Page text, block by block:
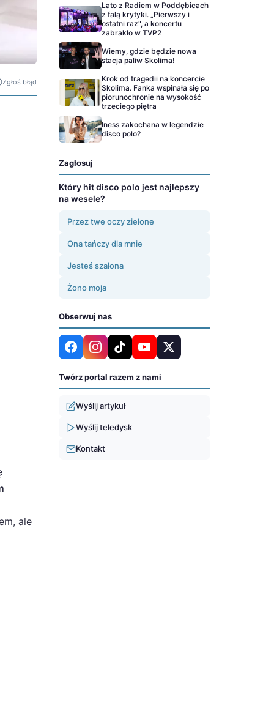
Zgłoś błąd
ale
Lato z Radiem w Poddębicach
z falą krytyki. „Pierwszy i
ostatni raz", a koncertu
zabrakło w TVP2
Wiemy, gdzie będzie nowa
stacja paliw Skolima!
Krok od tragedii na koncercie
Skolima. Fanka wspinała się po
piorunochronie na wysokość
trzeciego piętra
Iness zakochana w legendzie
disco polo?
Zagłosuj
Który hit disco polo jest najlepszy
na wesele?
Przez twe oczy zielone
Ona tańczy dla mnie
Jesteś szalona
Żono moja
Obserwuj nas
Twórz portal razem z nami
Wyślij artykuł
Wyślij teledysk
Kontakt